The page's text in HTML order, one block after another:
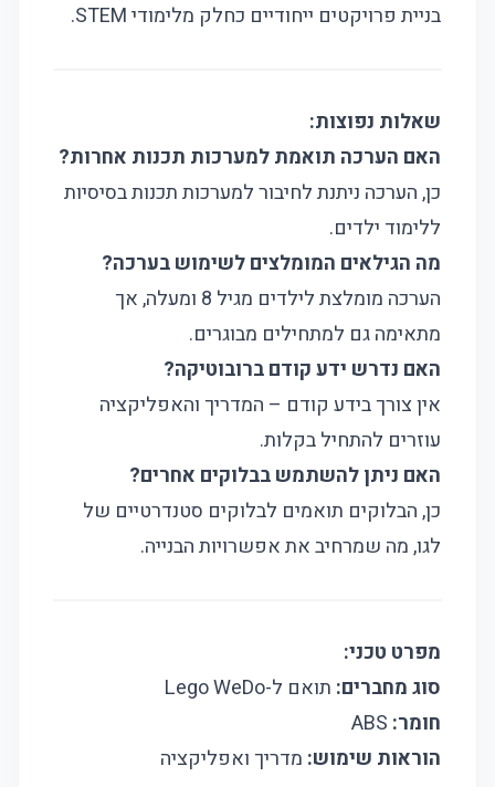
בניית פרויקטים ייחודיים כחלק מלימודי STEM.
שאלות נפוצות:
האם הערכה תואמת למערכות תכנות אחרות?
כן, הערכה ניתנת לחיבור למערכות תכנות בסיסיות
ללימוד ילדים.
מה הגילאים המומלצים לשימוש בערכה?
הערכה מומלצת לילדים מגיל 8 ומעלה, אך
מתאימה גם למתחילים מבוגרים.
האם נדרש ידע קודם ברובוטיקה?
אין צורך בידע קודם – המדריך והאפליקציה
עוזרים להתחיל בקלות.
האם ניתן להשתמש בבלוקים אחרים?
כן, הבלוקים תואמים לבלוקים סטנדרטיים של
לגו, מה שמרחיב את אפשרויות הבנייה.
מפרט טכני:
סוג מחברים: תואם ל-Lego WeDo
חומר:
הוראות שימוש: מדריך ואפליקציה